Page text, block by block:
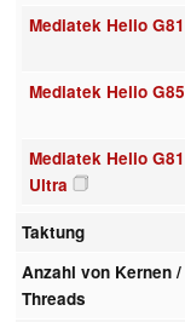
Mediatek Helio G81
Mediatek Helio G85
Mediatek Helio G81
Ultra
Taktung
Anzahl von Kernen /
Threads